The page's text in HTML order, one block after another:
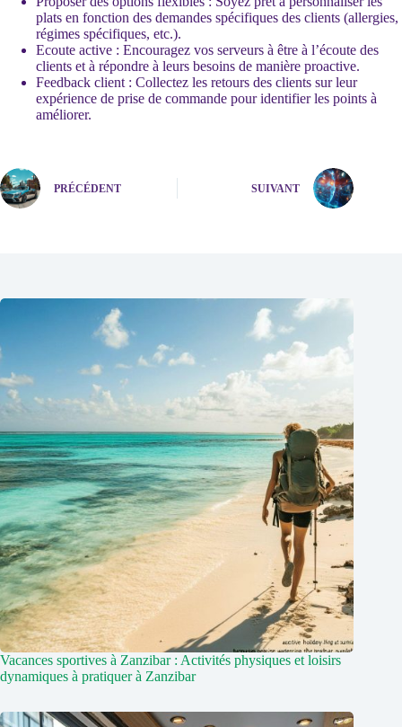
plats en fonction des demandes spécifiques des clients (allergies,
régimes spécifiques, etc.).
Ecoute active : Encouragez vos serveurs à être à l’écoute des
clients et à répondre à leurs besoins de manière proactive.
Feedback client : Collectez les retours des clients sur leur
expérience de prise de commande pour identifier les points à
améliorer.
PRÉCÉDENT SUIVANT
Vacances sportives à Zanzibar : Activités physiques et loisirs
dynamiques à pratiquer à Zanzibar